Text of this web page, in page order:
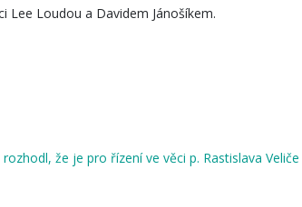
Lee Loudou a Davidem Jánošíkem.
rozhodl, že je pro řízení ve věci p. Rastislava Veliče